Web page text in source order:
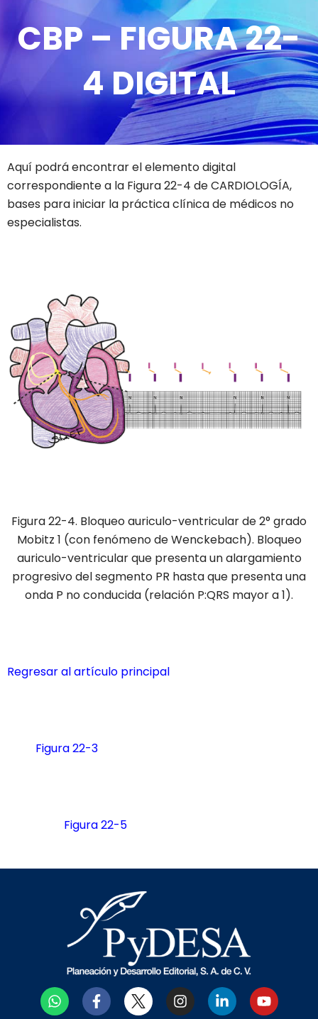
CBP – FIGURA 22-
4 DIGITAL
Aquí podrá encontrar el elemento digital
correspondiente a la Figura 22-4 de CARDIOLOGÍA,
bases para iniciar la práctica clínica de médicos no
especialistas.
Figura 22-4. Bloqueo auriculo-ventricular de 2° grado
Mobitz 1 (con fenómeno de Wenckebach). Bloqueo
auriculo-ventricular que presenta un alargamiento
progresivo del segmento PR hasta que presenta una
onda P no conducida (relación P:QRS mayor a 1).
Regresar al artículo principal
Figura 22-3
Figura 22-5
W
h
F
a
I
n
L
i
Y
o